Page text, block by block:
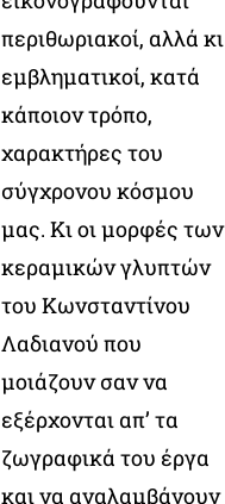
περιθωριακοί, αλλά κι
εμβληματικοί, κατά
κάποιον τρόπο,
χαρακτήρες του
σύγχρονου κόσμου
μας. Κι οι μορφές των
κεραμικών γλυπτών
του Κωνσταντίνου
Λαδιανού που
μοιάζουν σαν να
εξέρχονται απ’ τα
ζωγραφικά του έργα
και να αναλαμβάνουν